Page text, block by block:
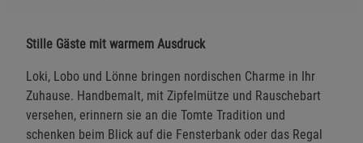
Stille Gäste mit warmem Ausdruck
Loki, Lobo und Lönne bringen nordischen Charme in Ihr
Zuhause. Handbemalt, mit Zipfelmütze und Rauschebart
versehen, erinnern sie an die Tomte Tradition und
schenken beim Blick auf die Fensterbank oder das Regal